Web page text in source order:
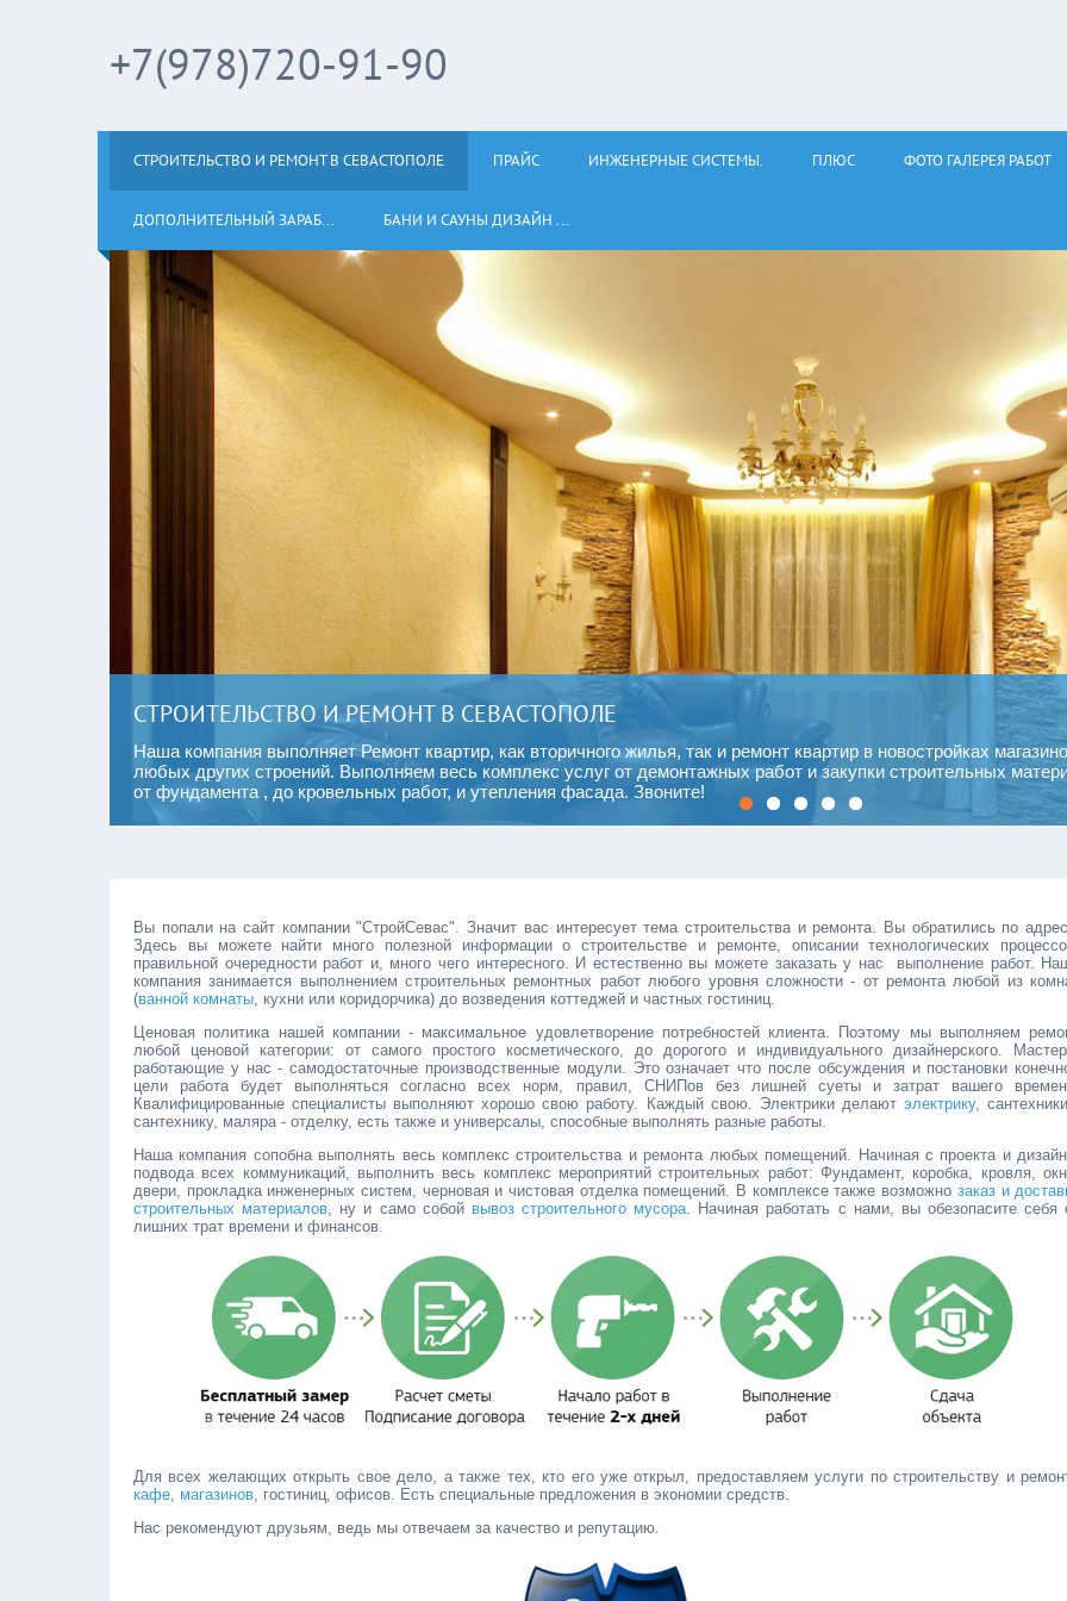
+7(978)720-91-90
СТРОИТЕЛЬСТВО И РЕМОНТ В СЕВАСТОПОЛЕ ПРАЙС ИНЖЕНЕРНЫЕ СИСТЕМЫ. ПЛЮС ФОТО ГАЛЕРЕЯ РАБОТ
ДОПОЛНИТЕЛЬНЫЙ ЗАРАБ... БАНИ И САУНЫ ДИЗАЙН ...
СТРОИТЕЛЬСТВО И РЕМОНТ В СЕВАСТОПОЛЕ
Наша компания выполняетРемонт квартир, как вторичного жилья, так и ремонт квартир в новостройках
любых других строений. Выполняем весь комплекс услуг от демонтажных работ изакупки строительных
от фундамента , до кровельных работ, и утепления фасада. Звоните!
1 2 3 4 5
Вы попали на сайт компании "СтройСевас". Значит вас интересует тема строительства и ремонта. Вы обратились по
Здесь вы можете найти много полезной информации о строительстве и ремонте, описании технологических
правильной очередности работ и, много чего интересного. И естественно вы можете заказать у нас выполнение работ.
компания занимается выполнением строительных ремонтных работ любого уровня сложности - от ремонта любой из
(ванной комнаты, кухни или коридорчика) до возведения коттеджей и частных гостиниц.
Ценовая политика нашей компании - максимальное удовлетворение потребностей клиента. Поэтому мы выполняем
любой ценовой категории: от самого простого косметического, до дорогого и индивидуального дизайнерского.
работающие у нас - самодостаточные производственные модули. Это означает что после обсуждения и постановки
цели работа будет выполняться согласно всех норм, правил, СНИПов без лишней суеты и затрат вашего
Квалифицированные специалисты выполняют хорошо свою работу. Каждый свою. Электрики делают электрику,
сантехнику, маляра - отделку, есть также и универсалы, способные выполнять разные работы.
Наша компания сопобна выполнять весь комплекс строительства и ремонта любых помещений. Начиная с проекта и
подвода всех коммуникаций, выполнить весь комплекс мероприятий строительных работ: Фундамент, коробка, кровля,
двери, прокладка инженерных систем, черновая и чистовая отделка помещений. В комплексе также возможно заказ и
строительных материалов, ну и само собой вывоз строительного мусора. Начиная работать с нами, вы обезопасите себя
лишних трат времени и финансов.
Для всех желающих открыть свое дело, а также тех, кто его уже открыл, предоставляем услуги по строительству и
кафе, магазинов, гостиниц, офисов. Есть специальные предложения в экономии средств.
Нас рекомендуют друзьям, ведь мы отвечаем за качество и репутацию.